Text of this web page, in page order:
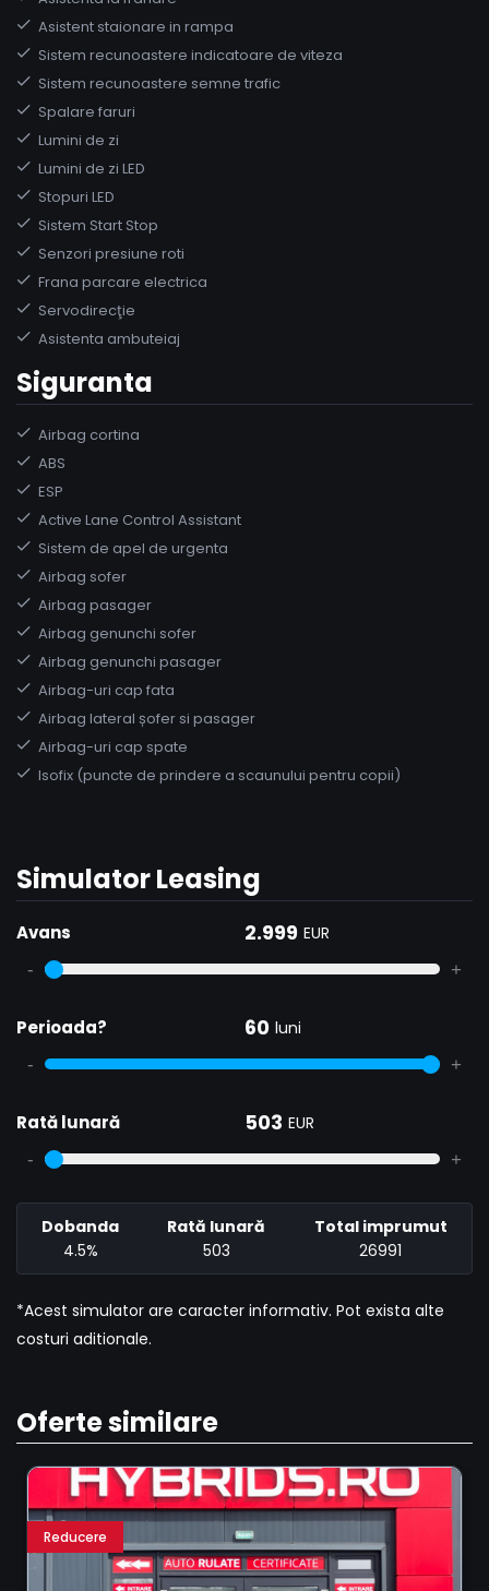
Asistent staionare in rampa
Sistem recunoastere indicatoare de viteza
Sistem recunoastere semne trafic
Spalare faruri
Lumini de zi
Lumini de zi LED
Stopuri LED
Sistem Start Stop
Senzori presiune roti
Frana parcare electrica
Servodirecţie
Asistenta ambuteiaj
Siguranta
Airbag cortina
ABS
ESP
Active Lane Control Assistant
Sistem de apel de urgenta
Airbag sofer
Airbag pasager
Airbag genunchi sofer
Airbag genunchi pasager
Airbag-uri cap fata
Airbag lateral șofer si pasager
Airbag-uri cap spate
Isofix (puncte de prindere a scaunului pentru copii)
Simulator Leasing
Avans 2.999 EUR
- +
Perioada? 60 luni
- +
Rată lunară 503 EUR
- +
Dobanda
4.5%
Rată lunară
503
Total imprumut
26991
*Acest simulator are caracter informativ. Pot exista alte
costuri aditionale.
Oferte similare
Reducere